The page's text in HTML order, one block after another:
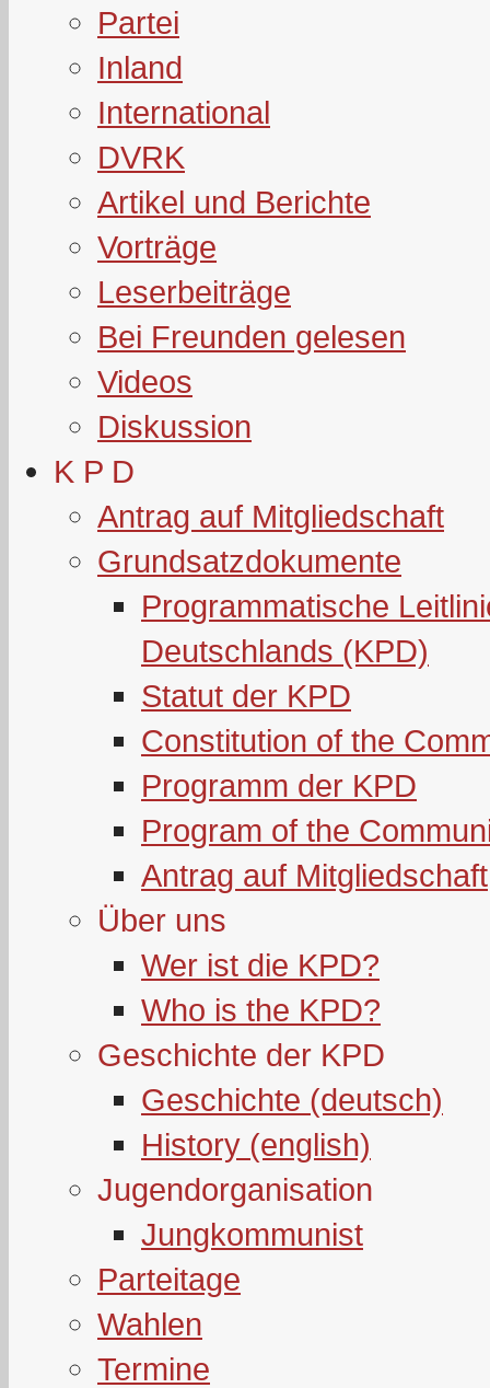
Partei
Inland
International
DVRK
Artikel und Berichte
Vorträge
Leserbeiträge
Bei Freunden gelesen
Videos
Diskussion
K P D
Antrag auf Mitgliedschaft
Grundsatzdokumente
Programmatische
Deutschlands (KPD)
Statut der KPD
Constitution of the
Programm der KPD
Program of the
Antrag auf Mitgliedschaft
Über uns
Wer ist die KPD?
Who is the KPD?
Geschichte der KPD
Geschichte (deutsch)
History (english)
Jugendorganisation
Jungkommunist
Parteitage
Wahlen
Termine